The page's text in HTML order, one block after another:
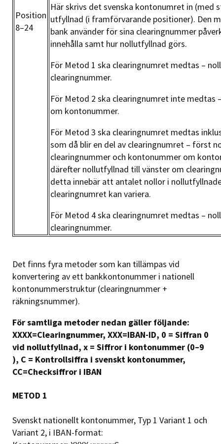
Position
8–24
Här skrivs det svenska kontonumret in (med
utfyllnad (i framförvarande positioner). Den
bank använder för sina clearingnummer
innehålla samt hur nollutfyllnad görs.
För Metod 1 ska clearingnumret medtas –
clearingnummer.
För Metod 2 ska clearingnumret inte medtas
om kontonummer.
För Metod 3 ska clearingnumret medtas
som då blir en del av clearingnumret – först
clearingnummer och kontonummer om
därefter nollutfyllnad till vänster om
detta innebär att antalet nollor i
clearingnumret kan variera.
För Metod 4 ska clearingnumret medtas –
clearingnummer.
Det finns fyra metoder som kan tillämpas vid
konvertering av ett bankkontonummer i nationell
kontonummerstruktur (clearingnummer +
räkningsnummer).
För samtliga metoder nedan gäller följande:
XXXX=Clearingnummer, XXX=IBAN-ID, 0 = Siffran 0
vid nollutfyllnad, x = Siffror i kontonummer (0–9
), C = Kontrollsiffra i svenskt kontonummer,
CC=Checksiffror i IBAN
METOD 1
Svenskt nationellt kontonummer, Typ 1 Variant 1 och
Variant 2, i IBAN-format: